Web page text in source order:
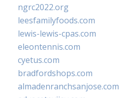
ngrc2022.org
leesfamilyfoods.com
lewis-lewis-cpas.com
eleontennis.com
cyetus.com
bradfordshops.com
almadenranchsanjose.com